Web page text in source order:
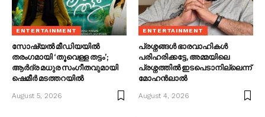
ENTERTAINMENT
സോഷ്യൽ മീഡിയയിൽ
തരംഗമായി ‘തൂവെള്ള തട്ടം’;
ആർദ്ര മധുര സംഗീതവുമായി
ഷെമീർ മടത്തറയിൽ
August 5, 2026
ENTERTAINMENT
പ്രശ്നങ്ങൾ ഭാരവാഹികൾ
പരിഹരിക്കട്ടേ, അമ്മയിലെ
പ്രശ്നത്തിൽ ഇടപെടാനില്ലെന്ന്
മോഹൻലാൽ
August 4, 2026